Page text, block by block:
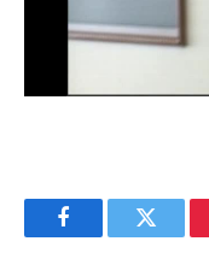
FacebookTwitter